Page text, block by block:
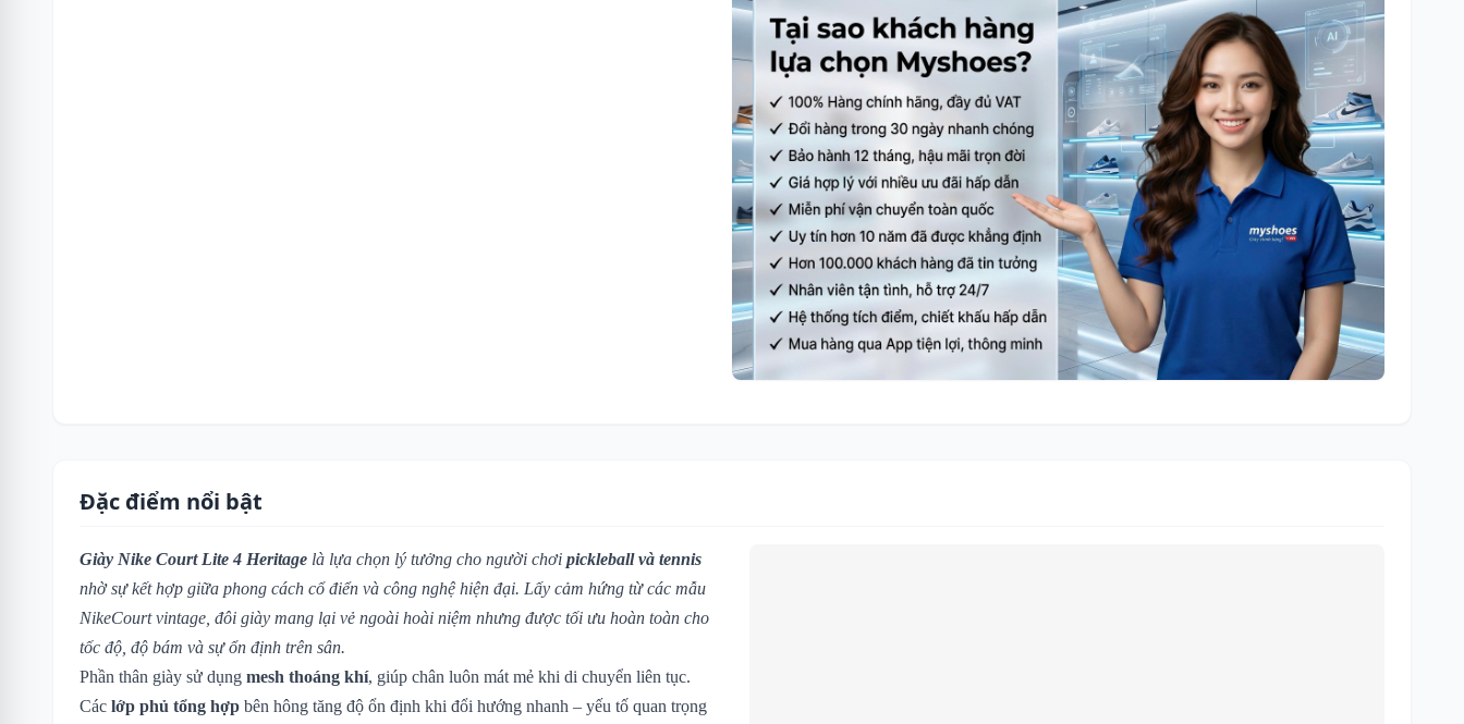
Đặc điểm nổi bật
Giày Nike Court Lite 4 Heritage là lựa chọn lý tưởng cho người chơi pickleball và tennis
nhờ sự kết hợp giữa phong cách cổ điển và công nghệ hiện đại. Lấy cảm hứng từ các mẫu
NikeCourt vintage, đôi giày mang lại vẻ ngoài hoài niệm nhưng được tối ưu hoàn toàn cho
tốc độ, độ bám và sự ổn định trên sân.
Phần thân giày sử dụng mesh thoáng khí, giúp chân luôn mát mẻ khi di chuyển liên tục.
Các lớp phủ tổng hợp bên hông tăng độ ổn định khi đổi hướng nhanh – yếu tố quan trọng